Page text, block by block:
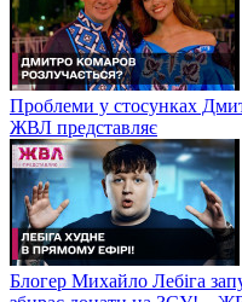
Проблеми у стосунках
ЖВЛ представляє
Блогер Михайло Лебіга